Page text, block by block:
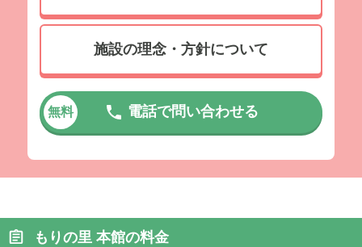
施設の理念・方針について
無料 電話で問い合わせる
もりの里 本館の料金